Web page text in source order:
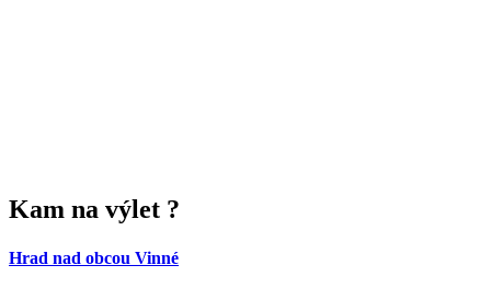
Kam na výlet ?
Hrad nad obcou Vinné